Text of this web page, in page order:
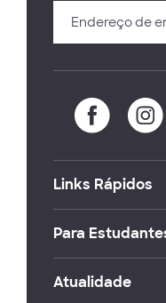
Links Rápidos
Para
Atualidade